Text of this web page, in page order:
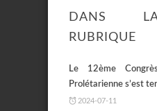
DANS
RUBRIQUE
Le 12ème
Prolétarienne s’est
2024-07-11